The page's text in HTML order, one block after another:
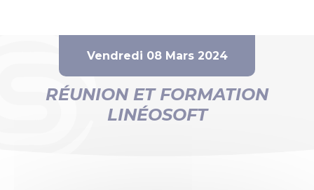
Vendredi 08 Mars 2024
RÉUNION ET FORMATION
LINÉOSOFT